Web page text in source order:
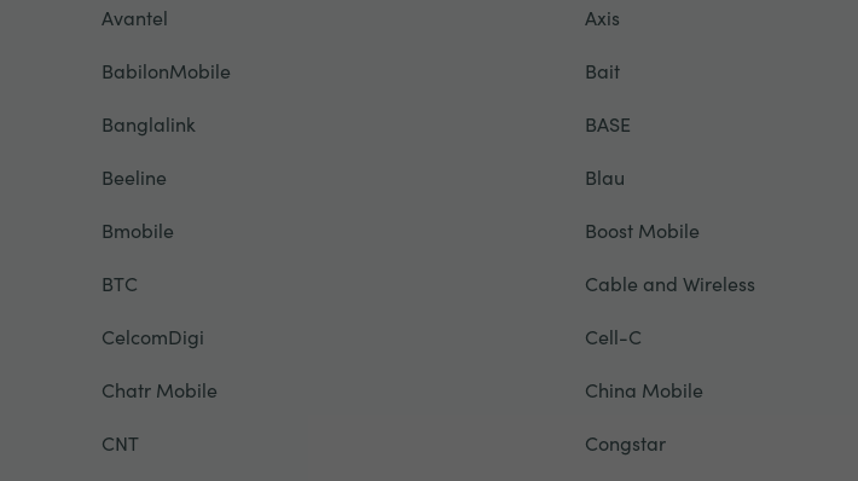
Avantel
Axis
BabilonMobile
Bait
Banglalink
BASE
Beeline
Blau
Bmobile
Boost Mobile
BTC
Cable and Wireless
CelcomDigi
Cell-C
Chatr Mobile
China Mobile
CNT
Congstar